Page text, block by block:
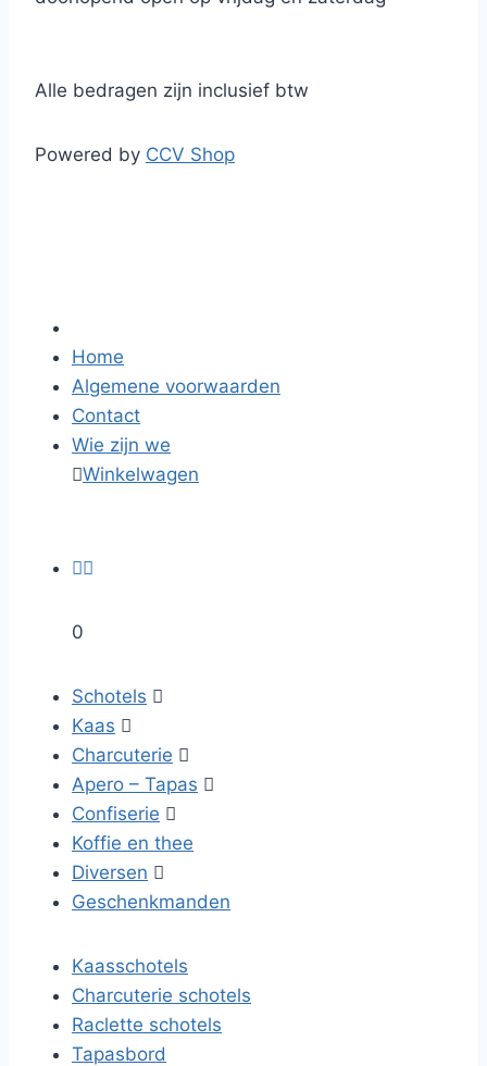
Alle bedragen zijn inclusief btw
Powered by CCV Shop
Home
Algemene voorwaarden
Contact
Wie zijn we
Winkelwagen

0
Schotels 
Kaas 
Charcuterie 
Apero – Tapas 
Confiserie 
Koffie en thee
Diversen 
Geschenkmanden
Kaasschotels
Charcuterie schotels
Raclette schotels
Tapasbord